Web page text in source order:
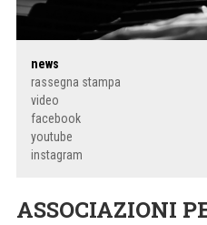
news
rassegna stampa
video
facebook
youtube
instagram
ASSOCIAZIONI